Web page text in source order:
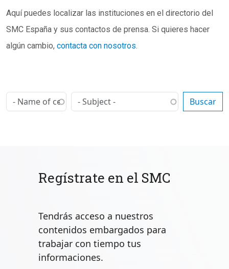
Subtítulo
Aquí puedes localizar las instituciones en el directorio del
SMC España y sus contactos de prensa. Si quieres hacer
algún cambio, contacta con nosotros.
Regístrate en el SMC
Tendrás acceso a nuestros
contenidos embargados para
trabajar con tiempo tus
informaciones.